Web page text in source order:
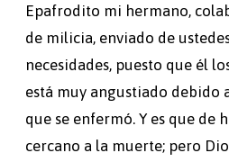
Epafrodito mi hermano,
de milicia, enviado de
necesidades, puesto que él
está muy angustiado debido
que se enfermó. Y es que de
cercano a la muerte; pero